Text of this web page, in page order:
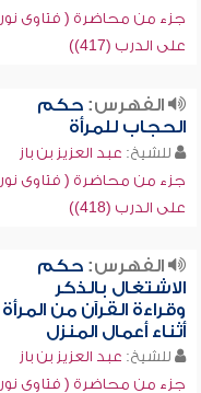
جزء من محاضرة ( فتاوى نور
على الدرب (417))
الفهرس:حكم
الحجاب للمرأة
للشيخ: عبد العزيز بن باز
جزء من محاضرة ( فتاوى نور
على الدرب (418))
الفهرس:حكم
الاشتغال بالذكر
وقراءة القرآن من المرأة
أثناء أعمال المنزل
للشيخ: عبد العزيز بن باز
جزء من محاضرة ( فتاوى نور